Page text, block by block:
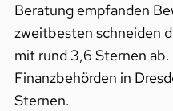
Beratung empfanden
zweitbesten schneiden
mit rund 3,6 Sternen
Finanzbehörden in
Sternen.